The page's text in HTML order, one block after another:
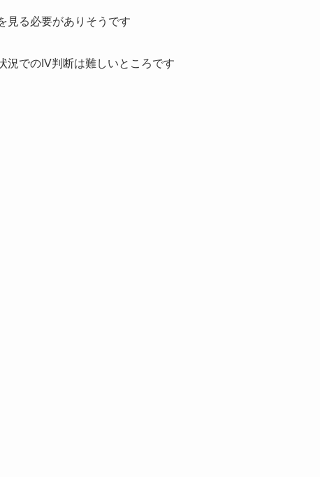
見る必要がありそうです
況でのIV判断は難しいところです